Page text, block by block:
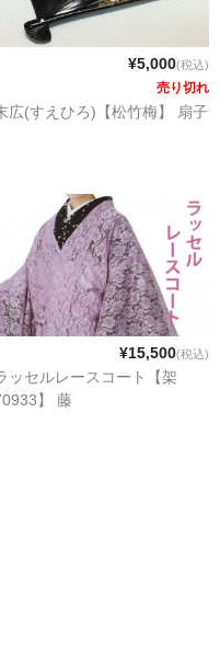
¥5,000(税込)
売り切れ
広(すえひろ)【松竹梅】 扇子
¥15,500(税込)
ッセルレースコート【架
】 藤